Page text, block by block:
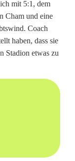
mit 5:1, dem
Cham und eine
Coach
haben, dass sie
Stadion etwas zu